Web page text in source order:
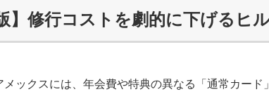
】修行コストを劇的に下げるヒ
メックスには、年会費や特典の異なる「通常カー